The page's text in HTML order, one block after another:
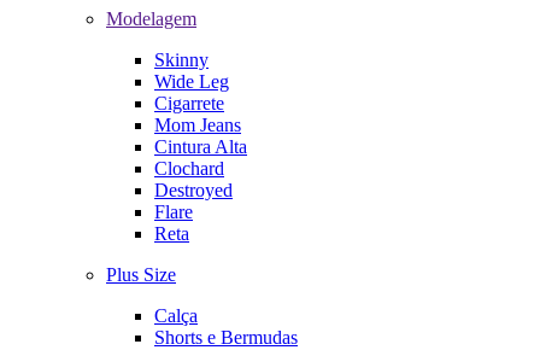
Modelagem
Skinny
Wide Leg
Cigarrete
Mom Jeans
Cintura Alta
Clochard
Destroyed
Flare
Reta
Plus Size
Calça
Shorts e Bermudas